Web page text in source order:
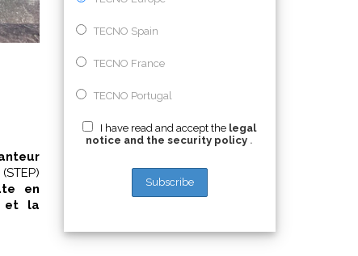
en
et la
TECNO Spain
TECNO France
TECNO Portugal
I have read and accept the legal
notice and the security policy .